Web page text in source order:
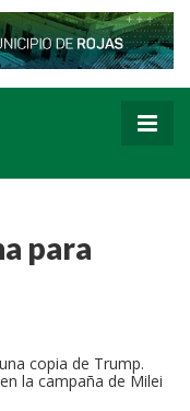
para
copia de Trump.
la campaña de Milei